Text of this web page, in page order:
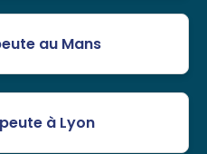
au Mans
à Lyon